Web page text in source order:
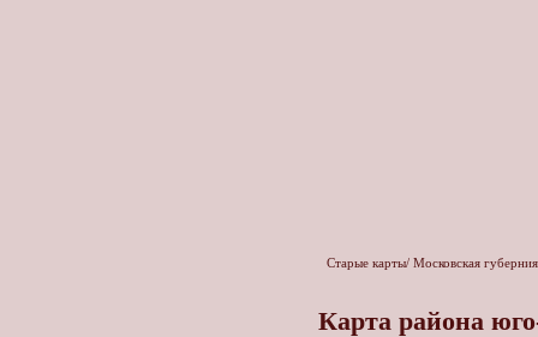
Старые карты/ Московская губерния
Карта района